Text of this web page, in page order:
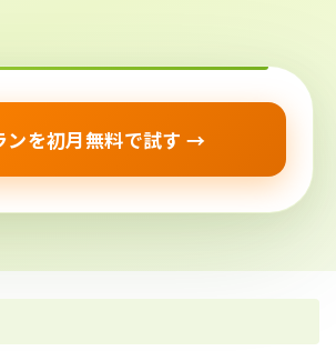
ンを初月無料で試す →